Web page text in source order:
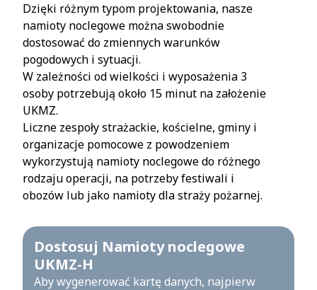
Dzięki różnym typom projektowania, nasze
namioty noclegowe można swobodnie
dostosować do zmiennych warunków
pogodowych i sytuacji.
W zależności od wielkości i wyposażenia 3
osoby potrzebują około 15 minut na założenie
UKMZ.
Liczne zespoły strażackie, kościelne, gminy i
organizacje pomocowe z powodzeniem
wykorzystują namioty noclegowe do różnego
rodzaju operacji, na potrzeby festiwali i
obozów lub jako namioty dla straży pożarnej.
Dostosuj Namioty noclegowe
UKMZ-H
Aby wygenerować kartę danych, najpierw